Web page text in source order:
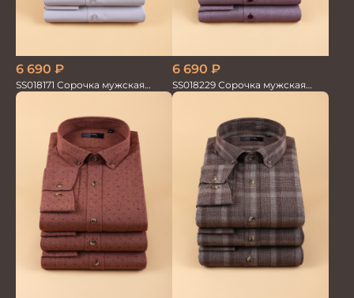
6 690 ₽
SS018171 Сорочка мужская
GROSTYLE TRENDY
6 690 ₽
SS018229 Сорочка мужская
GROSTYLE TRENDY